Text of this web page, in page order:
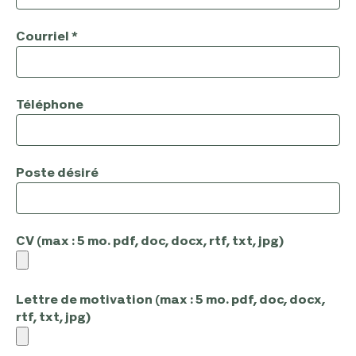
Courriel *
Téléphone
Poste désiré
CV (max : 5 mo. pdf, doc, docx, rtf, txt, jpg)
Lettre de motivation (max : 5 mo. pdf, doc, docx,
rtf, txt, jpg)